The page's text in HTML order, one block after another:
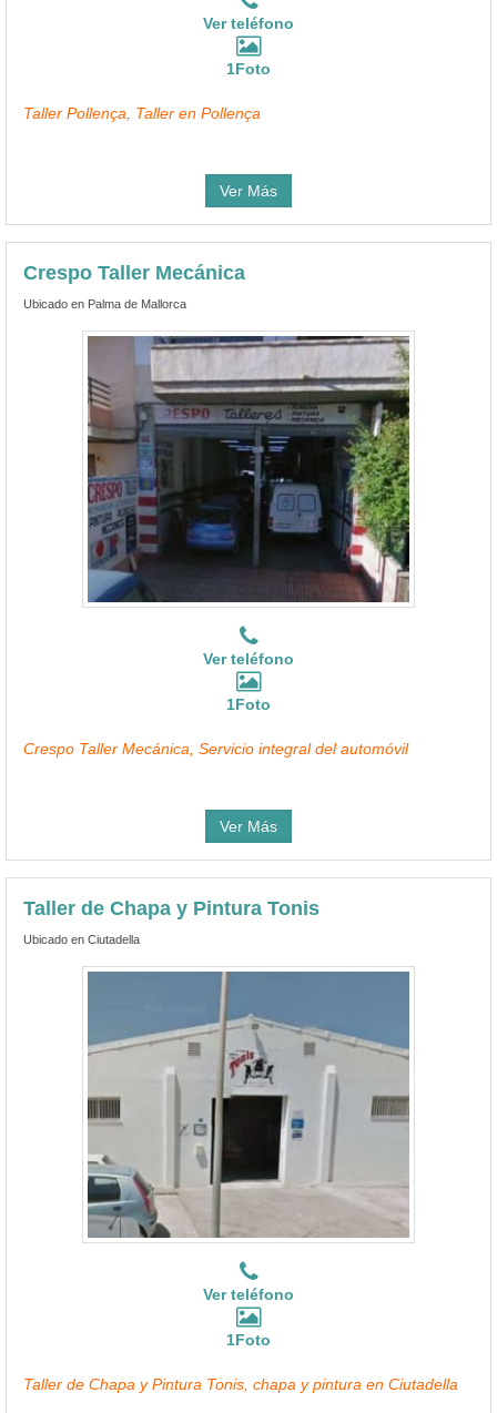
Ver teléfono
1Foto
Taller Pollença, Taller en Pollença
Ver Más
Crespo Taller Mecánica
Ubicado en Palma de Mallorca
Ver teléfono
1Foto
Crespo Taller Mecánica, Servicio integral del automóvil
Ver Más
Taller de Chapa y Pintura Tonis
Ubicado en Ciutadella
Ver teléfono
1Foto
Taller de Chapa y Pintura Tonis, chapa y pintura en Ciutadella